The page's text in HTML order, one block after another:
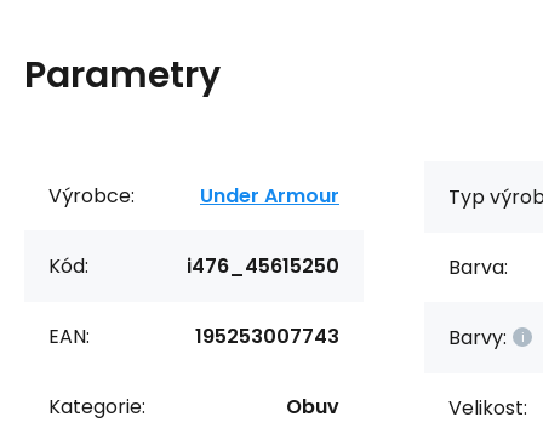
Parametry
Výrobce: Under Armour
Kód: i476_45615250
EAN: 195253007743
Kategorie: Obuv
Typ
Barva:
Barvy:
Velikost: